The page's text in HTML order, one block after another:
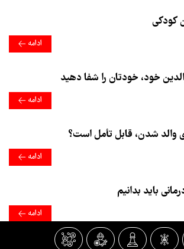
کودکی
ادامه
خود، خودتان را شفا دهید
ادامه
والد شدن، قابل تأمل است؟
ادامه
باید بدانیم
ادامه